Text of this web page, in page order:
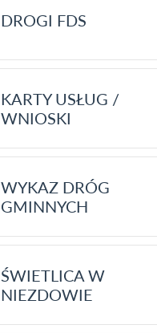
DROGI FDS
KARTY USŁUG /
WNIOSKI
WYKAZ DRÓG
GMINNYCH
ŚWIETLICA W
NIEZDOWIE